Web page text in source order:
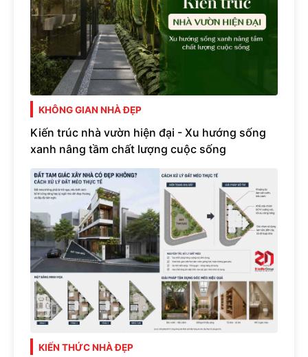
KHÔNG GIAN NHÀ ĐẸP
Kiến trúc nhà vườn hiện đại - Xu hướng sống
xanh nâng tầm chất lượng cuộc sống
KIẾN THỨC NHÀ ĐẸP